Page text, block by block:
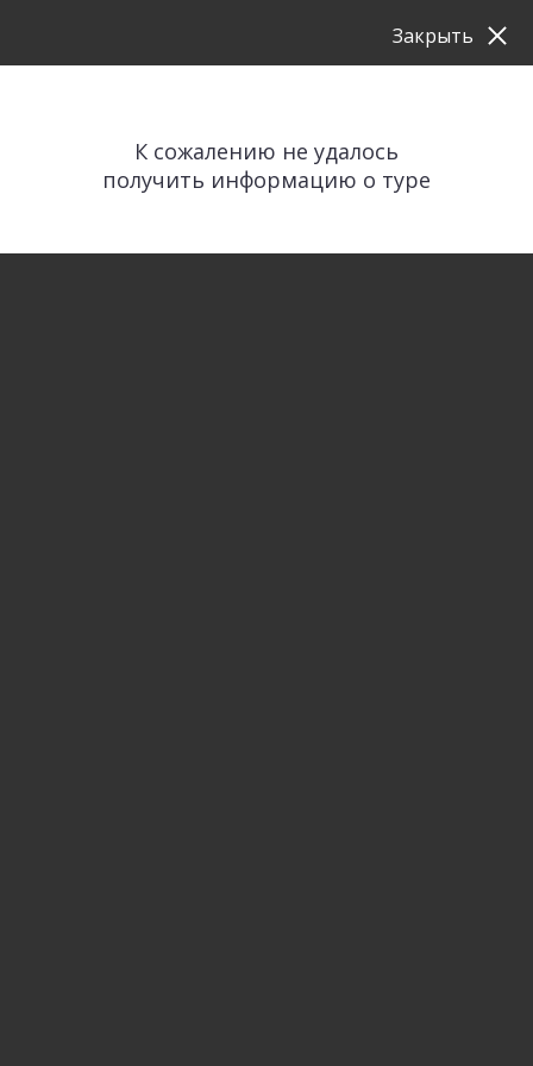
К сожалению не удалось
получить информацию о туре
Закрыть